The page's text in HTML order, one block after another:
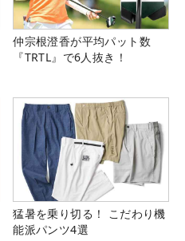
仲宗根澄香が平均パット数
『TRTL』で6人抜き！
猛暑を乗り切る！ こだわり機
能派パンツ4選